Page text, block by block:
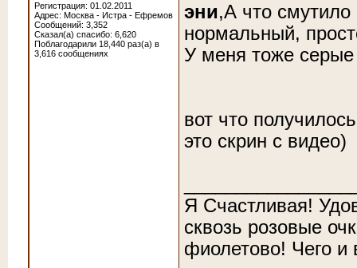
Регистрация: 01.02.2011
Адрес: Москва - Истра - Ефремов
Сообщений: 3,352
Сказал(а) спасибо: 6,620
Поблагодарили 18,440 раз(а) в
3,616 сообщениях
эни,А что
нормальный,
У меня тоже
вот что
это скрин с видео)
Я Счастливая!
сквозь розовые
фиолетово! Чего